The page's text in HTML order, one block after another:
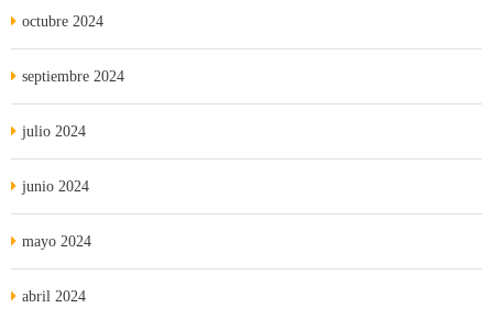
octubre 2024
septiembre 2024
julio 2024
junio 2024
mayo 2024
abril 2024